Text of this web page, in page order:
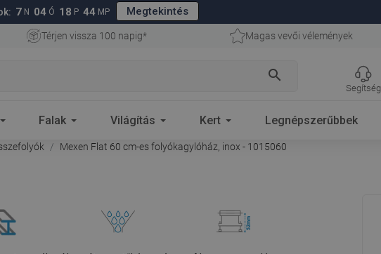
7 N 04 Ó 18 P 43 MP Megtekintés
Térjen vissza 100 napig* Magas vevői vélemények
search
Segítség
Falak Világítás Kert Legnépszerűbbek
Mexen Flat 60 cm-es folyókagylóház, inox - 1015060